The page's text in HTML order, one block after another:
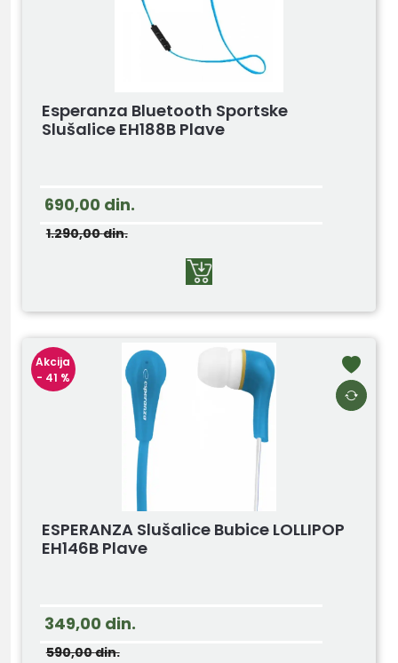
Esperanza Bluetooth Sportske
Slušalice EH188B Plave
690,00 din.
1.290,00din.
Akcija
- 41 %
ESPERANZA Slušalice Bubice LOLLIPOP
EH146B Plave
349,00 din.
590,00din.